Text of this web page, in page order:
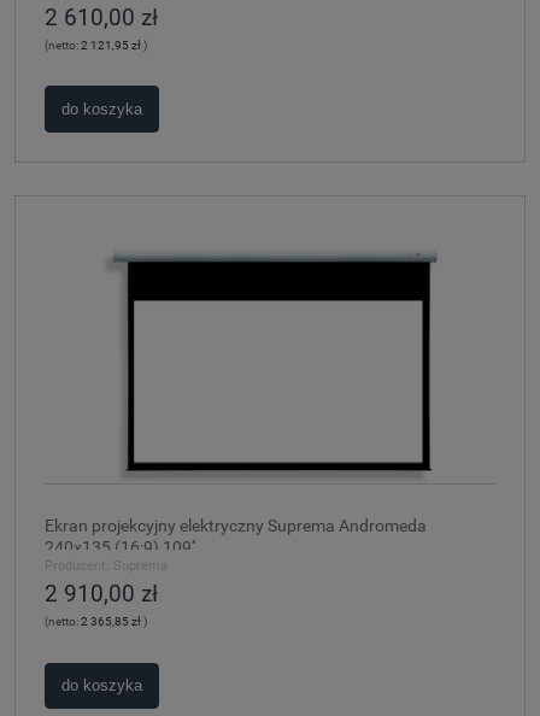
2 610,00 zł
(netto:2 121,95 zł)
do koszyka
Ekran projekcyjny elektryczny Suprema Andromeda
240x135 (16:9) 109''
Producent: Suprema
2 910,00 zł
(netto:2 365,85 zł )
do koszyka